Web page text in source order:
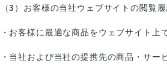
（3）お客様の当社ウェブサイトの閲覧
・お客様に最適な商品をウェブサイト上
・当社および当社の提携先の商品・サー